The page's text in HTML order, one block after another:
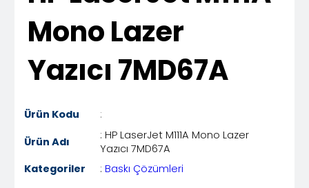
Mono Lazer
Yazıcı 7MD67A
Ürün Kodu
:
Ürün Adı
: HP LaserJet M111A Mono Lazer
Yazıcı 7MD67A
Kategoriler
:Baskı Çözümleri